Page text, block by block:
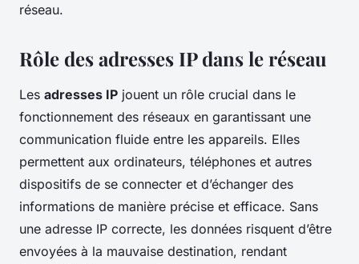
réseau.
Rôle des adresses IP dans le réseau
Les adresses IP jouent un rôle crucial dans le
fonctionnement des réseaux en garantissant une
communication fluide entre les appareils. Elles
permettent aux ordinateurs, téléphones et autres
dispositifs de se connecter et d’échanger des
informations de manière précise et efficace. Sans
une adresse IP correcte, les données risquent d’être
envoyées à la mauvaise destination, rendant